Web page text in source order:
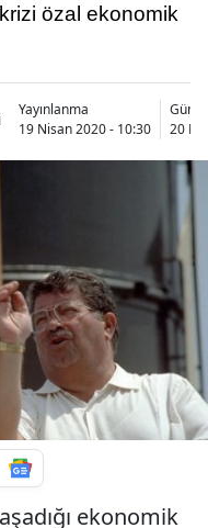
özal ekonomik
Yayınlanma
19 Nisan 2020 - 10:30
20
ekonomik